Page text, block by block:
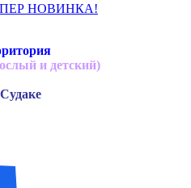
НОВИНКА!
и детский)